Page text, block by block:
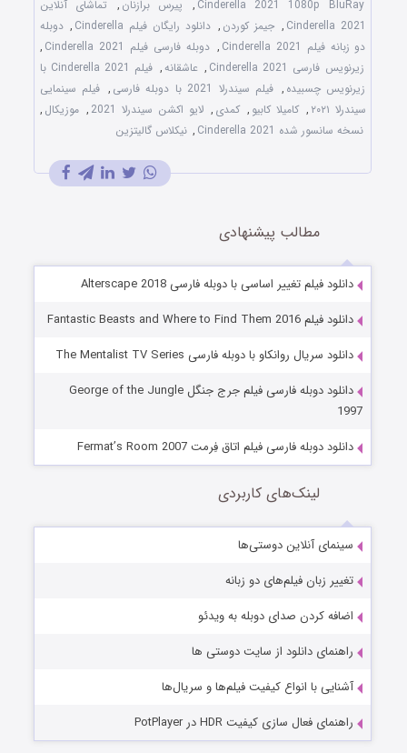
Cinderella 2021 1080p BluRay
, پیرس برازنان ,
تماشای آنلاین
Cinderella 2021
, جیمز کوردن , دانلود رایگان فیلم Cinderella , دوبله
دو زبانه فیلم Cinderella 2021
, دوبله فارسی فیلم Cinderella 2021
,
زیرنویس فارسی Cinderella 2021
, عاشقانه,
فیلم Cinderella 2021 با
زیرنویس چسبیده , فیلم سیندرلا 2021 با دوبله فارسی , فیلم سینمایی
سیندرلا ۲۰۲۱
, کامیلا کابیو , کمدی , لایو اکشن سیندرلا 2021 , موزیکال ,
نسخه سانسور شده Cinderella 2021
, نیکلاس گالیتزین
مطالب پیشنهادی
دانلود فیلم تغییر اساسی با دوبله فارسی Alterscape 2018
دانلود فیلم Fantastic Beasts and Where to Find Them 2016
دانلود سریال روانکاو با دوبله فارسی The Mentalist TV Series
دانلود دوبله فارسی فیلم جرج جنگل George of the Jungle
1997
دانلود دوبله فارسی فیلم اتاق فِرمت Fermat’s Room 2007
لینک‌های کاربردی
سینمای آنلاین دوستی‌ها
تغییر زبان فیلم‌های دو زبانه
اضافه کردن صدای دوبله به ویدئو
راهنمای دانلود از سایت دوستی ها
آشنایی با انواع کیفیت فیلم‌ها و سریال‌ها
راهنمای فعال سازی کیفیت HDR در PotPlayer